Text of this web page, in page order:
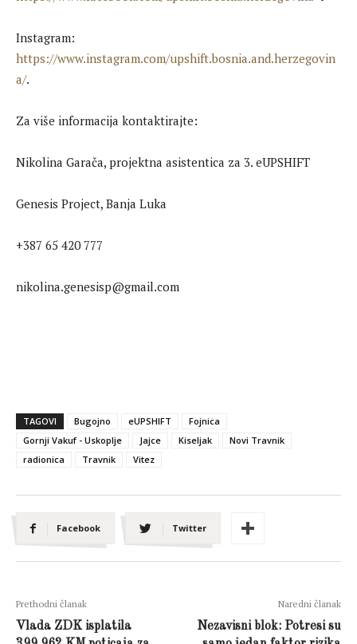
Instagram:
https://www.instagram.com/upshift.bosnia.and.herzegovin
a/.
Za više informacija kontaktirajte:
Nikolina Garača, projektna asistentica za 3. eUPSHIFT
Genesis Project, Banja Luka
+387 65 420 777
nikolina.genesisp@gmail.com
TAGOVI Bugojno eUPSHIFT
Fojnica
Gornji Vakuf - Uskoplje
Jajce Kiseljak
Novi Travnik
radionica
Travnik Vitez
Facebook Twitter
Prethodni članak
Vlada ZDK isplatila
Naredni članak
Nezavisni blok: Potresi su